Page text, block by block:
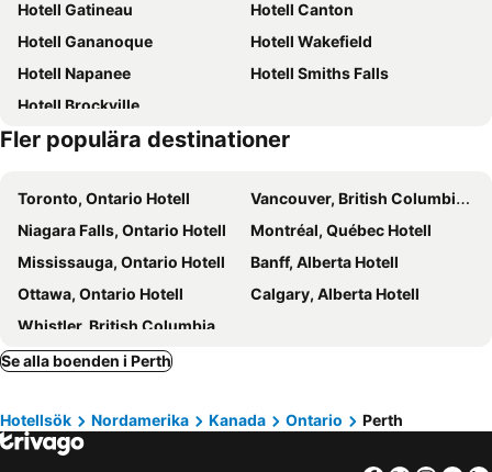
Hotell Gatineau
Hotell Canton
Hotell Gananoque
Hotell Wakefield
Hotell Napanee
Hotell Smiths Falls
Hotell Brockville
Fler populära destinationer
Toronto, Ontario Hotell
Vancouver, British Columbia Hotell
Niagara Falls, Ontario Hotell
Montréal, Québec Hotell
Mississauga, Ontario Hotell
Banff, Alberta Hotell
Ottawa, Ontario Hotell
Calgary, Alberta Hotell
Whistler, British Columbia Hotell
Se alla boenden i Perth
Hotellsök Nordamerika Kanada Ontario Perth